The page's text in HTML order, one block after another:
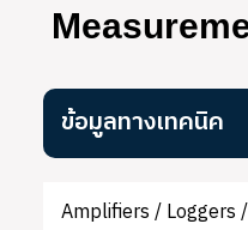
ข้อมูลทางเทคนิค
Amplifiers / Loggers